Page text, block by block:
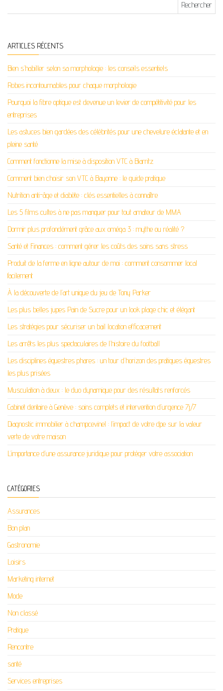
ARTICLES RÉCENTS
Bien s’habiller selon sa morphologie : les conseils essentiels
Robes incontournables pour chaque morphologie
Pourquoi la fibre optique est devenue un levier de compétitivité pour les
entreprises
Les astuces bien gardées des célébrités pour une chevelure éclatante et en
pleine santé
Comment fonctionne la mise à disposition VTC à Biarritz
Comment bien choisir son VTC à Bayonne : le guide pratique
Nutrition anti-âge et diabète : clés essentielles à connaître
Les 5 films cultes à ne pas manquer pour tout amateur de MMA
Dormir plus profondément grâce aux oméga 3 : mythe ou réalité ?
Santé et Finances : comment gérer les coûts des soins sans stress
Produit de la ferme en ligne autour de moi : comment consommer local
facilement
À la découverte de l’art unique du jeu de Tony Parker
Les plus belles jupes Pain de Sucre pour un look plage chic et élégant
Les stratégies pour sécuriser un bail location efficacement
Les arrêts les plus spectaculaires de l’histoire du football
Les disciplines équestres phares : un tour d’horizon des pratiques équestres
les plus prisées
Musculation à deux : le duo dynamique pour des résultats renforcés
Cabinet dentaire à Genève : soins complets et intervention d’urgence 7j/7
Diagnostic immobilier à champcevinel : l’impact de votre dpe sur la valeur
verte de votre maison
L’importance d’une assurance juridique pour protéger votre association
CATÉGORIES
Assurances
Bon plan
Gastronomie
Loisirs
Marketing internet
Mode
Non classé
Pratique
Rencontre
santé
Services entreprises